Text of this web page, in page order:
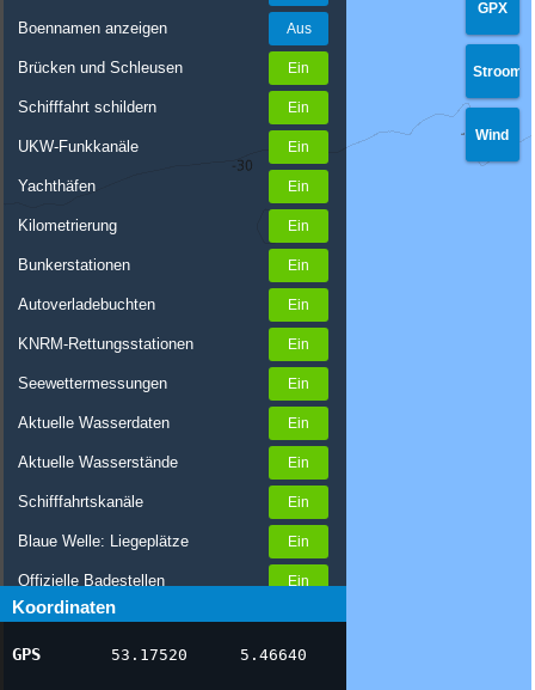
Boennamen anzeigen
Brücken und Schleusen
Schifffahrt schildern
UKW-Funkkanäle
Yachthäfen
Kilometrierung
Bunkerstationen
Autoverladebuchten
KNRM-Rettungsstationen
Seewettermessungen
Aktuelle Wasserdaten
Aktuelle Wasserstände
Schifffahrtskanäle
Blaue Welle: Liegeplätze
Offizielle Badestellen
Nachrichten Binnenschifffahrt
AIS-Schiffspositionen
Koordinaten
GPS 53.17520 5.46640
GPX
Stroom
Wind